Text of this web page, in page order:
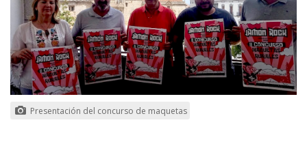
Presentación del concurso de maquetas